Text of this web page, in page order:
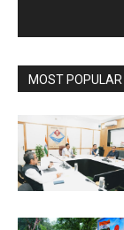
MOST POPULAR